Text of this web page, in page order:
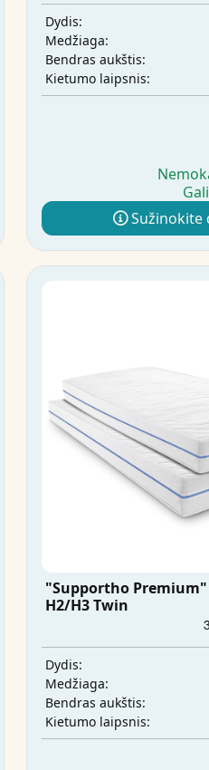
Dydis:
Medžiaga:
Bendras aukštis:
Kietumo laipsnis:
Sužinokite
"Supportho Premium"
H2/H3 Twin
Dydis:
Medžiaga:
Bendras aukštis:
Kietumo laipsnis: